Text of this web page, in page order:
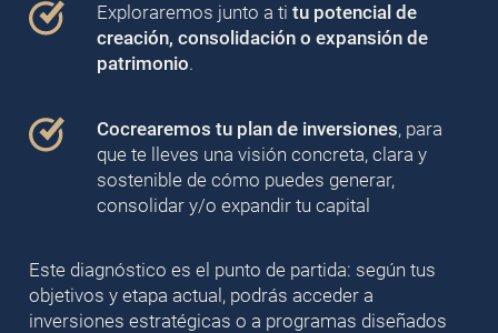
Exploraremos junto a ti tu potencial de
creación, consolidación o expansión de
patrimonio.
Cocrearemos tu plan de inversiones, para
que te lleves una visión concreta, clara y
sostenible de cómo puedes generar,
consolidar y/o expandir tu capital
Este diagnóstico es el punto de partida: según tus
objetivos y etapa actual, podrás acceder a
inversiones estratégicas o a programas diseñados